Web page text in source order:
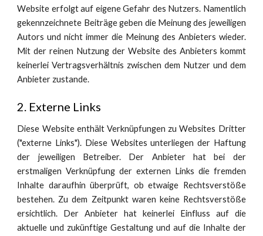
Website erfolgt auf eigene Gefahr des Nutzers. Namentlich
gekennzeichnete Beiträge geben die Meinung des jeweiligen
Autors und nicht immer die Meinung des Anbieters wieder.
Mit der reinen Nutzung der Website des Anbieters kommt
keinerlei Vertragsverhältnis zwischen dem Nutzer und dem
Anbieter zustande.
2. Externe Links
Diese Website enthält Verknüpfungen zu Websites Dritter
("externe Links"). Diese Websites unterliegen der Haftung
der jeweiligen Betreiber. Der Anbieter hat bei der
erstmaligen Verknüpfung der externen Links die fremden
Inhalte daraufhin überprüft, ob etwaige Rechtsverstöße
bestehen. Zu dem Zeitpunkt waren keine Rechtsverstöße
ersichtlich. Der Anbieter hat keinerlei Einfluss auf die
aktuelle und zukünftige Gestaltung und auf die Inhalte der